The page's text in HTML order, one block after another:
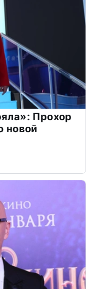
Прохор
новой